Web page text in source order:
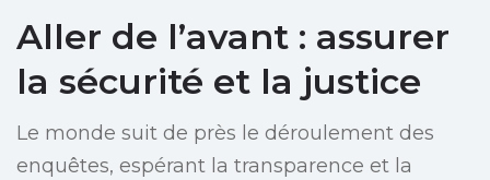
Aller de l’avant : assurer
la sécurité et la justice
Le monde suit de près le déroulement des
enquêtes, espérant la transparence et la